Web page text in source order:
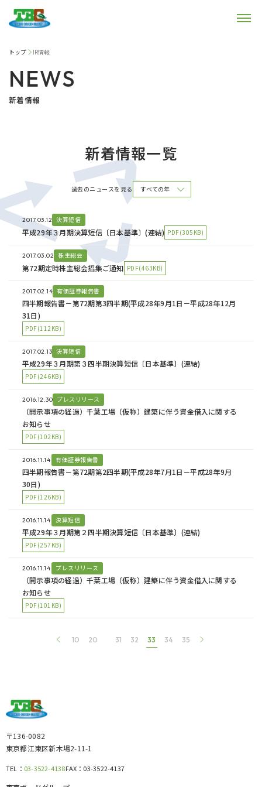
トップ IR情報
NEWS
新着情報
新着情報一覧
過去のニュースを見る
2017.03.12 決算短信
平成29年３月期決算短信〔日本基準〕(連結) PDF(305KB)
2017.03.02 株主総会
第72期定時株主総会招集ご通知 PDF(463KB)
2017.02.14 有価証券報告書
四半期報告書－第72期第3四半期(平成28年9月1日－平成28年12月
31日)
PDF(112KB)
2017.02.13 決算短信
平成29年３月期第３四半期決算短信〔日本基準〕(連結)
PDF(246KB)
2016.12.30 プレスリリース
（開示事項の経過）千葉工場（仮称）建築に伴う資金借入に関する
お知らせ
PDF(102KB)
2016.11.14 有価証券報告書
四半期報告書－第72期第2四半期(平成28年7月1日－平成28年9月
30日)
PDF(126KB)
2016.11.14 決算短信
平成29年３月期第２四半期決算短信〔日本基準〕(連結)
PDF(257KB)
2016.11.14 プレスリリース
（開示事項の経過）千葉工場（仮称）建築に伴う資金借入に関する
お知らせ
PDF(101KB)
< 10 20 31 32 33 34 35 >
〒136-0082
東京都江東区新木場2-11-1
TEL： 03-3522-4138FAX： 03-3522-4137